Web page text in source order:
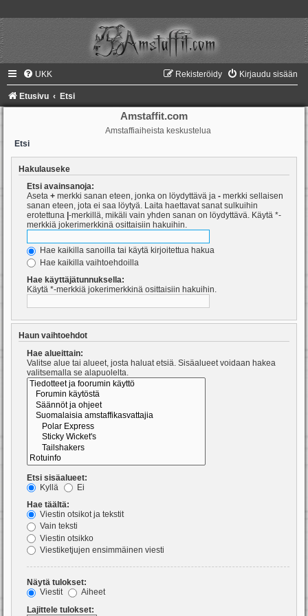
UKK Kirjaudu sisään
Rekisteröidy
Etusivu Etsi
Amstaffit.com
Amstaffiaiheista keskustelua
Etsi
Hakulauseke
Etsi avainsanoja:
Aseta + merkki sanan eteen, jonka on löydyttävä ja - merkki sellaisen
sanan eteen, jota ei saa löytyä. Laita haettavat sanat sulkuihin
erotettuna -merkillä, mikäli vain yhden sanan on löydyttävä. Käytä *-
merkkiä jokerimerkkinä osittaisiin hakuihin.
Hae kaikilla sanoilla tai käytä kirjoitettua hakua
Hae kaikilla vaihtoehdoilla
Hae käyttäjätunnuksella:
Käytä *-merkkiä jokerimerkkinä osittaisiin hakuihin.
Haun vaihtoehdot
Hae alueittain:
Valitse alue tai alueet, josta haluat etsiä. Sisäalueet voidaan hakea
valitsemalla se alapuolelta.
Etsi sisäalueet:
Kyllä
Ei
Hae täältä:
Viestin otsikot ja tekstit
Vain teksti
Viestin otsikko
Viestiketjujen ensimmäinen viesti
Näytä tulokset:
Viestit
Aiheet
Lajittele tulokset: